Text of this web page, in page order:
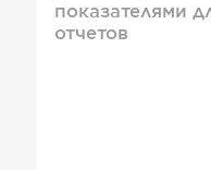
показателями
отчетов